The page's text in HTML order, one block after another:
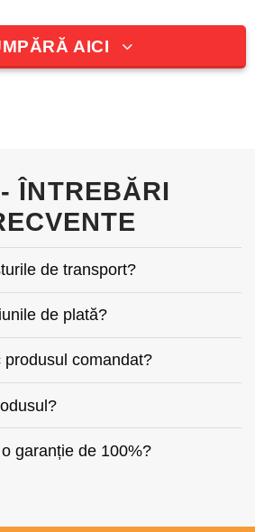
AICI
ÎNTREBĂRI
de transport?
de plată?
produsul comandat?
garanție de 100%?